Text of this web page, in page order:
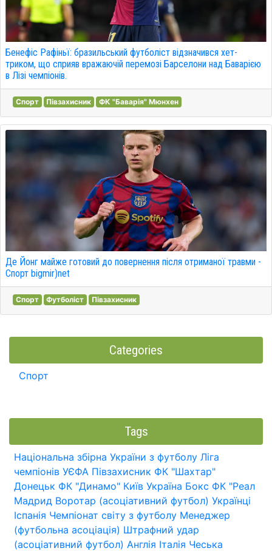
Бенефіс Рафіньї: бразильський футболіст відзначився хет-
триком, що сприяв вражаючій перемозі Барселони над Баварією
в Лізі чемпіонів.
Спорт Півзахисник ФК "Баварія" Мюнхен
Де Йонг майже готовий до повернення після отриманої травми -
Спорт bigmir)net
Спорт Футболіст Півзахисник
Categories
Спорт
Tags
Національна збірна України з футболу Ліга
чемпіонів УЄФА Півзахисник ФК "Шахтар"
Донецьк ФК "Динамо" Київ Україна Бокс ФК "Реал
Мадрид Воротар (асоціативний футбол) Українці
Іспанія Чемпіонат світу з футболу Менеджер
(футбольна асоціація) Штрафний удар
(асоціативний футбол) Англія Італія Чеська